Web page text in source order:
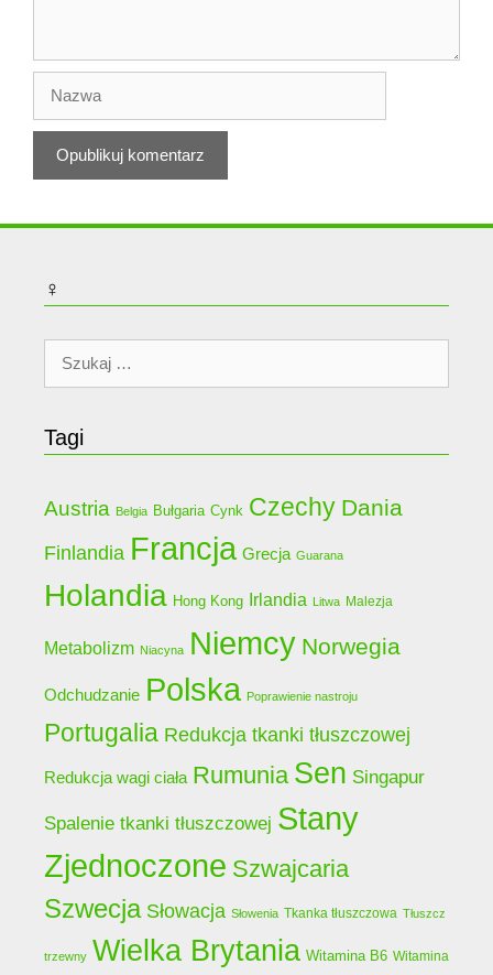
♀
Szukaj:
Tagi
Austria Belgia Bułgaria Cynk Czechy Dania
Finlandia Francja Grecja Guarana
Holandia Hong Kong Irlandia Litwa Malezja
Metabolizm Niacyna Niemcy Norwegia
Odchudzanie Polska Poprawienie nastroju
Portugalia Redukcja tkanki tłuszczowej
Redukcja wagi ciała Rumunia Sen Singapur
Spalenie tkanki tłuszczowej Stany
Zjednoczone Szwajcaria
Szwecja Słowacja Słowenia Tkanka tłuszczowa Tłuszcz
trzewny Wielka Brytania Witamina B6 Witamina